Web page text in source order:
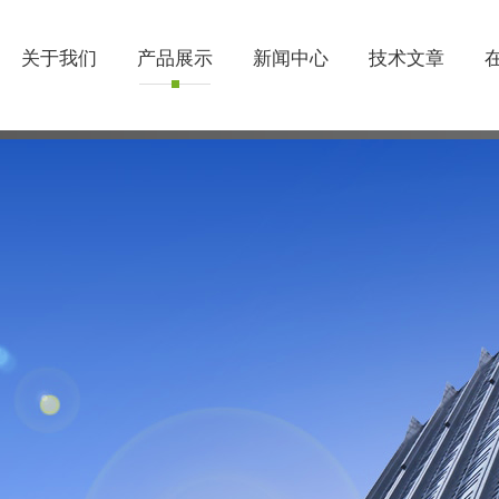
关于我们 产品展示 新闻中心 技术文章